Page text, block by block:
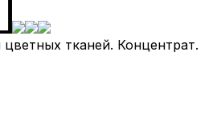
цветных тканей. Концентрат.